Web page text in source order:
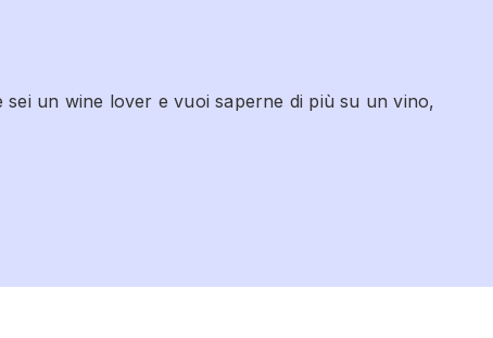
un wine lover e vuoi saperne di più su un vino,